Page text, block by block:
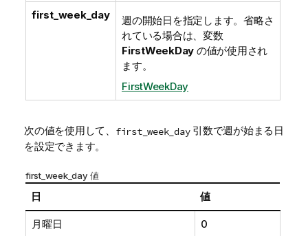
first_week_day
週の開始日を指定します。省略さ
れている場合は、変数
FirstWeekDay の値が使用され
ます。
FirstWeekDay
次の値を使用して、 first_week_day引数で週が始まる日
を設定できます。
first_week_day 値
日 値
月曜日 0